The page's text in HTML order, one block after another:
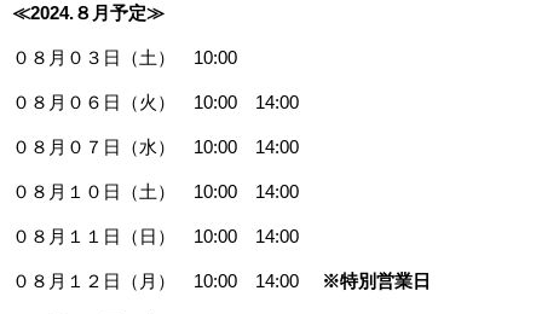
≪2024.８月予定≫
０８月０３日（土） 10:00
０８月０６日（火） 10:00 14:00
０８月０７日（水） 10:00 14:00
０８月１０日（土） 10:00 14:00
０８月１１日（日） 10:00 14:00
０８月１２日（月） 10:00 14:00 ※特別営業日